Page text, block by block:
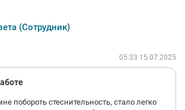
(Сотрудник)
05:33 15.07.2025
побороть стеснительность, стало легко